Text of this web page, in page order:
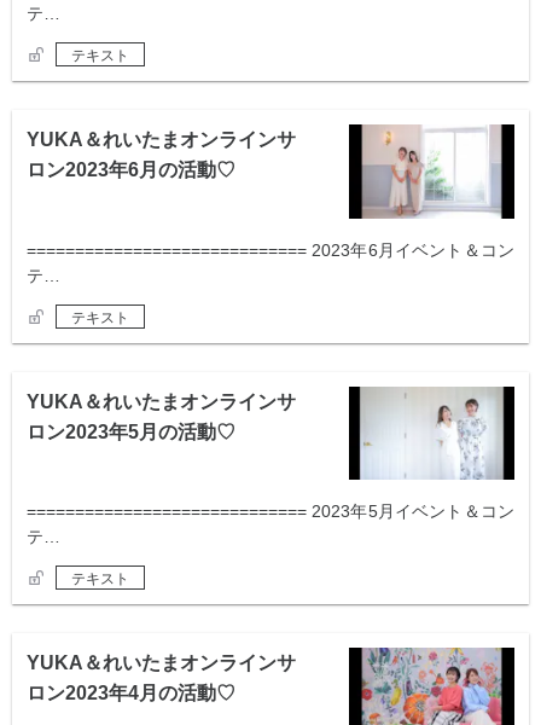
テ…
テキスト
YUKA＆れいたまオンラインサ
ロン2023年6月の活動♡
============================= 2023年6月イベント＆コン
テ…
テキスト
YUKA＆れいたまオンラインサ
ロン2023年5月の活動♡
============================= 2023年5月イベント＆コン
テ…
テキスト
YUKA＆れいたまオンラインサ
ロン2023年4月の活動♡